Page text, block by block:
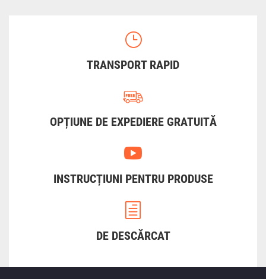
TRANSPORT RAPID
OPȚIUNE DE EXPEDIERE GRATUITĂ
INSTRUCȚIUNI PENTRU PRODUSE
DE DESCĂRCAT